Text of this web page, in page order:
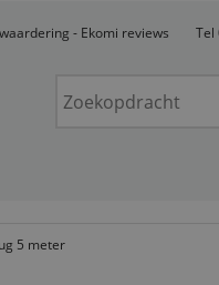
- Ekomi reviews Tel
5 meter